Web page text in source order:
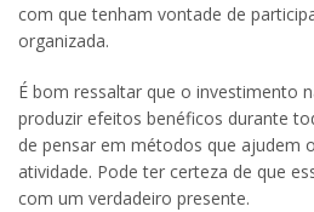
com que tenham vontade de
organizada.
É bom ressaltar que o investimento
produzir efeitos benéficos durante
de pensar em métodos que ajudem
atividade. Pode ter certeza de que
com um verdadeiro presente.